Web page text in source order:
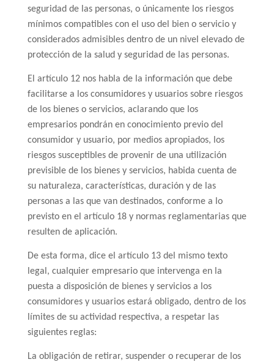
seguridad de las personas, o únicamente los riesgos
mínimos compatibles con el uso del bien o servicio y
considerados admisibles dentro de un nivel elevado de
protección de la salud y seguridad de las personas.
El artículo 12 nos habla de la información que debe
facilitarse a los consumidores y usuarios sobre riesgos
de los bienes o servicios, aclarando que los
empresarios pondrán en conocimiento previo del
consumidor y usuario, por medios apropiados, los
riesgos susceptibles de provenir de una utilización
previsible de los bienes y servicios, habida cuenta de
su naturaleza, características, duración y de las
personas a las que van destinados, conforme a lo
previsto en el artículo 18 y normas reglamentarias que
resulten de aplicación.
De esta forma, dice el artículo 13 del mismo texto
legal, cualquier empresario que intervenga en la
puesta a disposición de bienes y servicios a los
consumidores y usuarios estará obligado, dentro de los
límites de su actividad respectiva, a respetar las
siguientes reglas:
La obligación de retirar, suspender o recuperar de los